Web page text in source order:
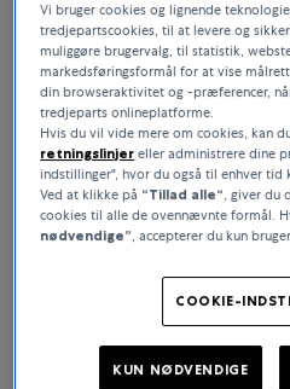
Som en anerkendt ekspert i fin
Chopard verden over kendt
konsekvente overholdelse af
ikke blot for tradition og stærk
alsidighed, der har
Vi bruger cookies og lignende
tredjepartscookies, til at levere og
muliggøre brugervalg, til statistik,
markedsføringsformål for at vise
din browseraktivitet og -præferencer,
tredjeparts onlineplatforme.
Hvis du vil vide mere om cookies, kan
retningslinjer eller administrere dine
indstillinger", hvor du også til enhver
Ved at klikke på “Tillad alle“, giver du
cookies til alle de ovennævnte formål.
nødvendige”, accepterer du kun
COOKIE-
KUN NØDVENDIGE